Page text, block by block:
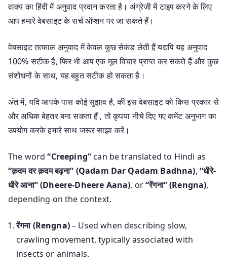
वाक्य का हिंदी में अनुवाद प्रदान करता है। अंग्रेजी में टाइप करने के लिए
आप हमारे वेबसाइट के सर्च ऑप्शन पर जा सकते हैं।
वेबसाइट तत्काल अनुवाद में केवल कुछ सेकंड लेती हैं यद्यपि यह अनुवाद
100% सटीक है, फिर भी आप एक मूल विचार प्राप्त कर सकते हैं और कुछ
संशोधनों के साथ, यह बहुत सटीक हो सकता है।
अंत में, यदि आपके पास कोई सुझाव है, की इस वेबसाइट को किस प्रकार से
और अधिक बेहतर बना सकता हैं , तो कृपया नीचे दिए गए कमेंट अनुभाग का
उपयोग करके हमारे साथ जरूर साझा करें।
The word“Creeping” can be translated to Hindi as
“क़दम दर क़दम बढ़ना” (Qadam Dar Qadam Badhna), “धीरे-
धीरे आना” (Dheere-Dheere Aana), or“रेंगना” (Rengna),
depending on the context.
रेंगना (Rengna)– Used when describing slow,
crawling movement, typically associated with
insects or animals.